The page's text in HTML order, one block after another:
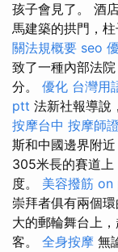
孩子會見了。 酒
馬建築的拱門，
關法規概要 seo
致了一種內部法
分。 優化 台灣用
ptt 法新社報導說
按摩台中 按摩師
斯和中國邊界附
305米長的賽道
度。 美容撥筋 on
崇拜者俱有兩個環
大的郵輪舞台上
客。 全身按摩 無